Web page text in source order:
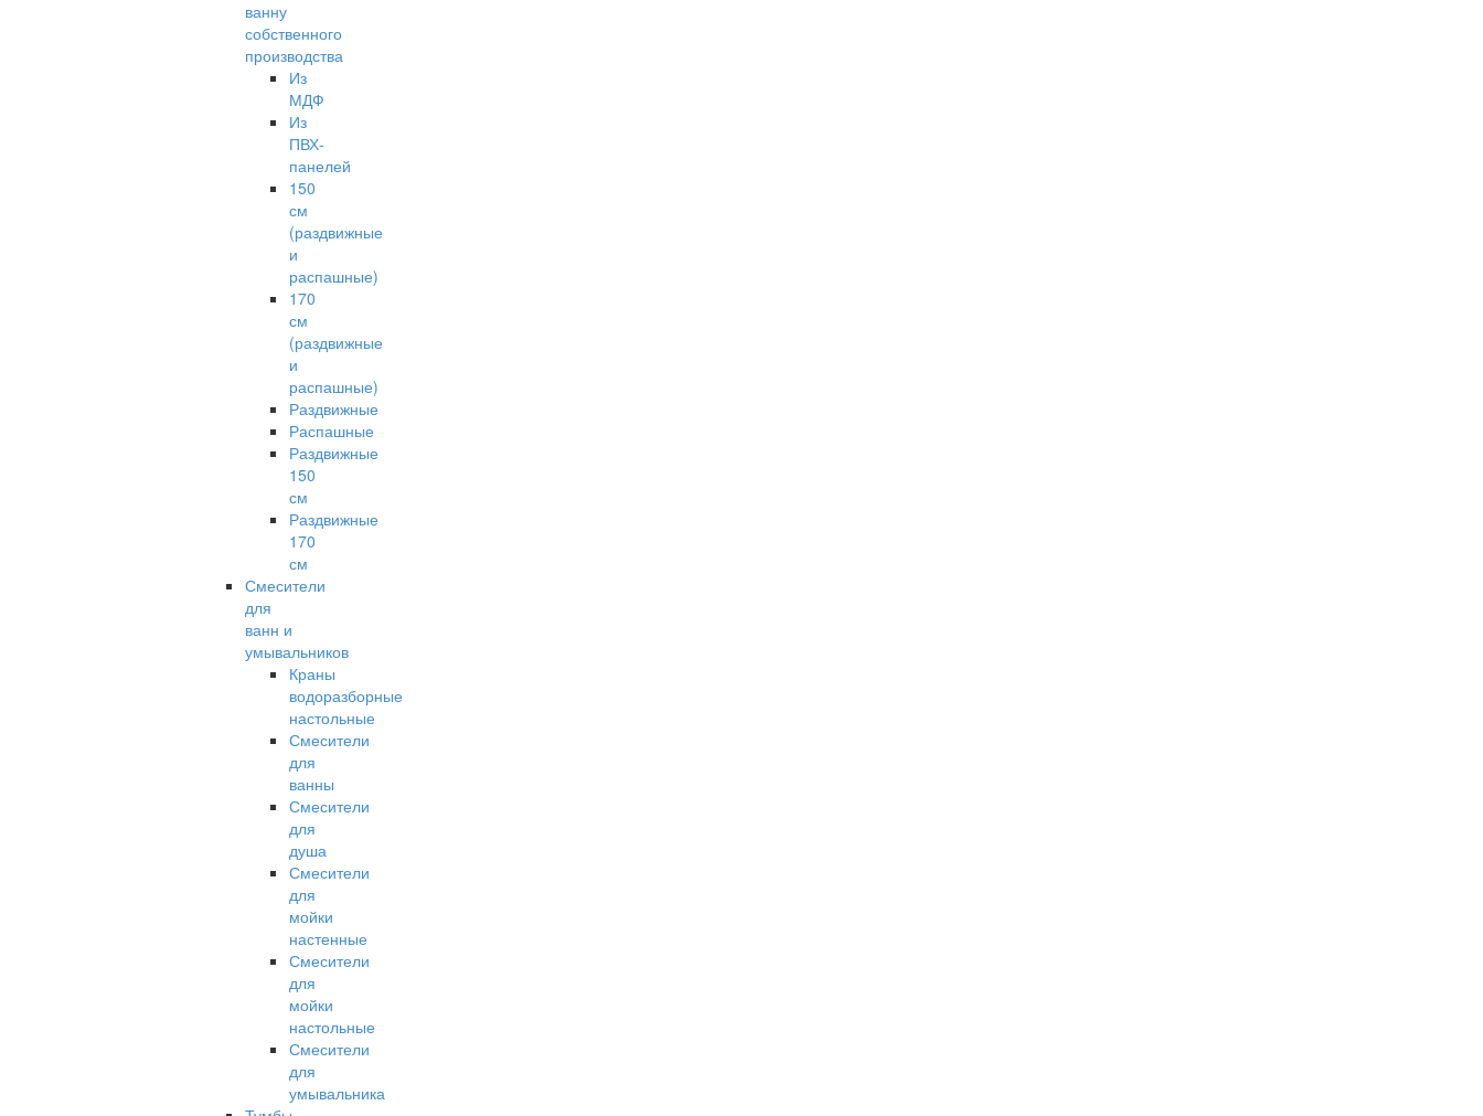
ванну
собственного
производства
Из
МДФ
Из
ПВХ-
панелей
150
см
(раздвижные
и
распашные)
170
см
(раздвижные
и
распашные)
Раздвижные
Распашные
Раздвижные
150
см
Раздвижные
170
см
Смесители
для
ванн и
умывальников
Краны
водоразборные
настольные
Смесители
для
ванны
Смесители
для
душа
Смесители
для
мойки
настенные
Смесители
для
мойки
настольные
Смесители
для
умывальника